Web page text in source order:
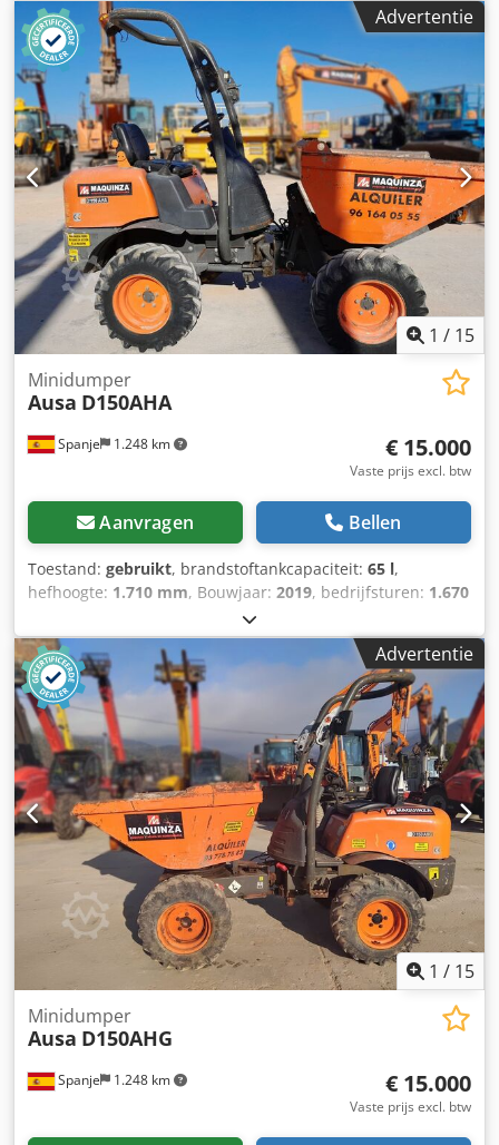
Whatsapp. Doorlopende voorraad, zie website. Prijzen zijn
af Nuland. Van de Wert Trading B.V. heeft een wisselende
voorraad van machines, truck, trailers en aanbouwdelen.
Al onze leveringen zijn tegen handelsprijzen in AS-IS
condities zonder garanties. (zie onze algemene
voorwaarden) Voor een bezichtiging en/of proefrit kunt u
vrijblijvend een afspraak maken. Cjdpfx Aozqyuyoc Hoha
Bel even vooraf wij zijn niet constant aanwezig. Van de
Wert Trading B.V. Bedrijfsstraat 3 5391 LR Nuland
Advertentie
1 / 15
Spanje 1.248 km
Minidumper
Ausa D150AHA
€ 15.000
Vaste prijs excl. btw
Aanvragen Bellen
Toestand: gebruikt, brandstoftankcapaciteit: 65 l,
hefhoogte: 1.710 mm, Bouwjaar: 2019, bedrijfsturen: 1.670
, Toepassingsgebied: Mijnbouw Ledig gewicht: 1.510 kg
Laadvermogen: 1.500 kg Chodpfxszb Nabe Ac Hea GVW:
3.010 kg Afmetingen (LxBxH): 318 x 148 x 261 cmAdvertentie
1 / 15
Spanje 1.248 km
Minidumper
Ausa D150AHG
€ 15.000
Vaste prijs excl. btw